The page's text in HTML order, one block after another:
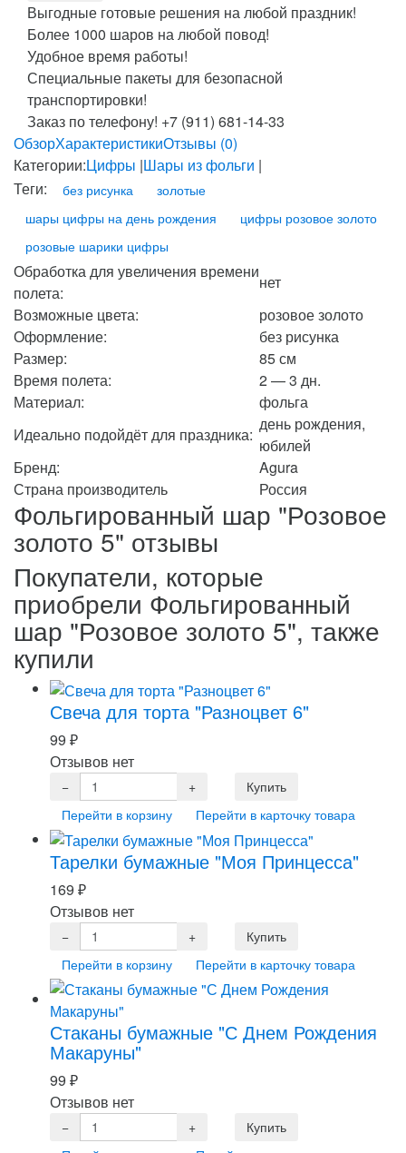
Выгодные готовые решения на любой праздник!
Более 1000 шаров на любой повод!
Удобное время работы!
Специальные пакеты для безопасной
транспортировки!
Заказ по телефону! +7 (911) 681-14-33
ОбзорХарактеристикиОтзывы (0)
Категории:Цифры |Шары из фольги |
Теги:
без рисунка
золотые
шары цифры на день рождения
цифры розовое золото
розовые шарики цифры
Обработка для увеличения времени
полета:
нет
Возможные цвета:
розовое золото
Оформление:
без рисунка
Размер:
85 см
Время полета:
2 — 3 дн.
Материал:
фольга
Идеально подойдёт для праздника:
день рождения,
юбилей
Бренд:
Agura
Страна производитель
Россия
Фольгированный шар "Розовое
золото 5" отзывы
Покупатели, которые
приобрели Фольгированный
шар "Розовое золото 5", также
купили
Свеча для торта "Разноцвет 6"
99 ₽
Отзывов нет
Перейти в корзину Перейти в карточку товара
Тарелки бумажные "Моя Принцесса"
169 ₽
Отзывов нет
Перейти в корзину Перейти в карточку товара
Стаканы бумажные "С Днем Рождения
Макаруны"
99 ₽
Отзывов нет